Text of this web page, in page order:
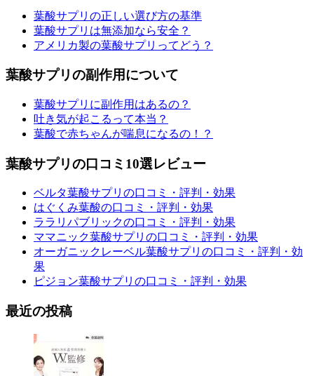
葉酸サプリの正しい選び方の基準
葉酸サプリは無添加なら安全？
アメリカ製の葉酸サプリってどう？
葉酸サプリの副作用について
葉酸サプリに副作用はあるの？
吐き気が起こるって本当？
葉酸で赤ちゃんが喘息になるの！？
葉酸サプリの口コミ10選レビュー
ベルタ葉酸サプリの口コミ・評判・効果
はぐくみ葉酸の口コミ・評判・効果
ララリパブリックの口コミ・評判・効果
ママニック葉酸サプリの口コミ・評判・効果
オーガニックレーベル葉酸サプリの口コミ・評判・効
果
ピジョン葉酸サプリの口コミ・評判・効果
最近の投稿